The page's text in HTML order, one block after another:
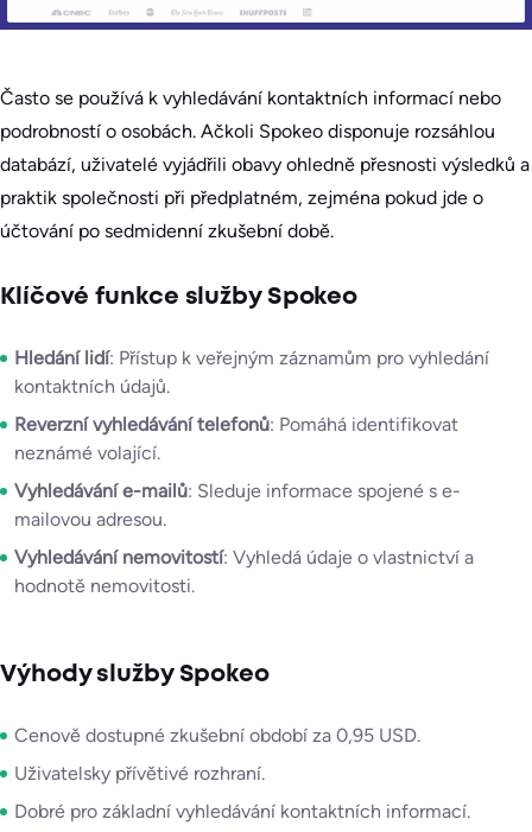
Často se používá k vyhledávání kontaktních informací nebo
podrobností o osobách. Ačkoli Spokeo disponuje rozsáhlou
databází, uživatelé vyjádřili obavy ohledně přesnosti výsledků a
praktik společnosti při předplatném, zejména pokud jde o
účtování po sedmidenní zkušební době.
Klíčové funkce služby Spokeo
Hledání lidí: Přístup k veřejným záznamům pro vyhledání
kontaktních údajů.
Reverzní vyhledávání telefonů: Pomáhá identifikovat
neznámé volající.
Vyhledávání e-mailů: Sleduje informace spojené s e-
mailovou adresou.
Vyhledávání nemovitostí: Vyhledá údaje o vlastnictví a
hodnotě nemovitosti.
Výhody služby Spokeo
Cenově dostupné zkušební období za 0,95 USD.
Uživatelsky přívětivé rozhraní.
Dobré pro základní vyhledávání kontaktních informací.